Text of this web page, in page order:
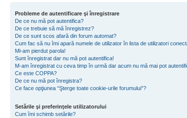
Probleme de autentificare şi înregistrare
De ce nu mă pot autentifica?
De ce trebuie să mă înregistrez?
De ce sunt scos afară din forum automat?
Cum fac să nu îmi apară numele de utilizator în lista de utilizatori
Mi-am pierdut parola!
Sunt înregistrat dar nu mă pot autentifica!
M-am înregistrat cu ceva timp în urmă dar acum nu mă mai pot
Ce este COPPA?
De ce nu mă pot înregistra?
Ce face opţiunea “Şterge toate cookie-urile forumului”?
Setările şi preferinţele utilizatorului
Cum îmi schimb setările?